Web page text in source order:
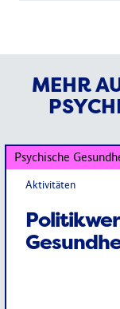
MEHR
Psychische
Aktivitäten